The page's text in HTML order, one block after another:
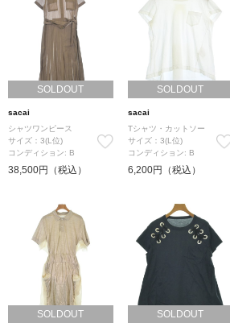
SOLDOUT
sacai
シャツワンピース
サイズ：3(L位)
コンディション: B
38,500円（税込）
SOLDOUT
sacai
Tシャツ・カットソー
サイズ：3(L位)
コンディション: B
6,200円（税込）
SOLDOUT SOLDOUT